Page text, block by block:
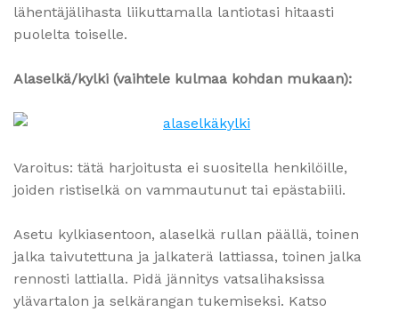
lähentäjälihasta liikuttamalla lantiotasi hitaasti
puolelta toiselle.
Alaselkä/kylki (vaihtele kulmaa kohdan mukaan):
Varoitus: tätä harjoitusta ei suositella henkilöille,
joiden ristiselkä on vammautunut tai epästabiili.
Asetu kylkiasentoon, alaselkä rullan päällä, toinen
jalka taivutettuna ja jalkaterä lattiassa, toinen jalka
rennosti lattialla. Pidä jännitys vatsalihaksissa
ylävartalon ja selkärangan tukemiseksi. Katso